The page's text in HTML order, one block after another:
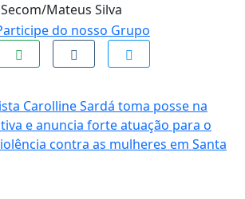
Secom/Mateus Silva